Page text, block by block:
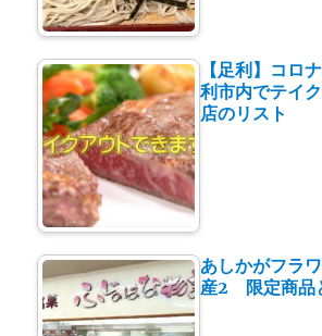
【足利】コロ
利市内でテイ
店のリスト
あしかがフラ
産2 限定商品